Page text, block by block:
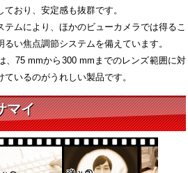
おり、安定感も抜群です。
テムにより、ほかのビューカメラでは得るこ
い焦点調節システムを備えています。
、75 mmから300 mmまでのレンズ範囲に対
いるのがうれしい製品です。